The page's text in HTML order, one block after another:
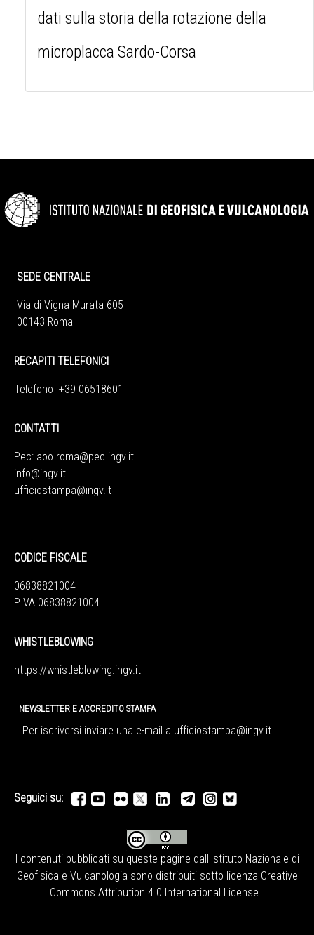
dati sulla storia della rotazione della
microplacca Sardo-Corsa
SEDE CENTRALE
Via di Vigna Murata 605
00143 Roma
RECAPITI TELEFONICI
Telefono +39 06518601
CONTATTI
Pec: aoo.roma@pec.ingv.it
info@ingv.it
ufficiostampa@ingv.it
CODICE FISCALE
06838821004
P.IVA 06838821004
WHISTLEBLOWING
https://whistleblowing.ingv.it
NEWSLETTER E ACCREDITO STAMPA
Per iscriversi inviare una e-mail a ufficiostampa@ingv.it
Seguici su:
I contenuti pubblicati su queste pagine dall' Istituto Nazionale di
Geofisica e Vulcanologia sono distribuiti sotto licenza Creative
Commons Attribution 4.0 International License.